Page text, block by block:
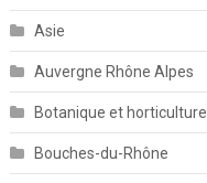
Asie
Auvergne Rhône Alpes
Botanique et horticulture
Bouches-du-Rhône